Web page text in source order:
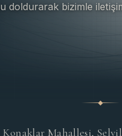
doldurarak bizimle
Konaklar Mahallesi,